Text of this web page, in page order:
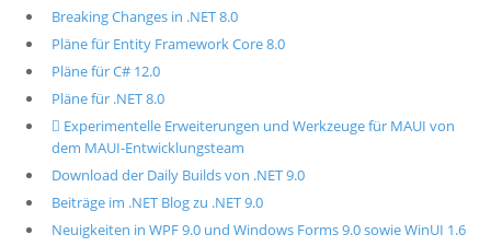
Breaking Changes in .NET 8.0
Pläne für Entity Framework Core 8.0
Pläne für C# 12.0
Pläne für .NET 8.0
 Experimentelle Erweiterungen und Werkzeuge für MAUI von
dem MAUI-Entwicklungsteam
Download der Daily Builds von .NET 9.0
Beiträge im .NET Blog zu .NET 9.0
Neuigkeiten in WPF 9.0 und Windows Forms 9.0 sowie WinUI 1.6